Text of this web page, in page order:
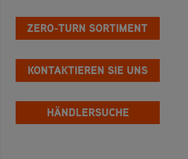
ZERO-TURN SORTIMENT
KONTAKTIEREN SIE UNS
HÄNDLERSUCHE